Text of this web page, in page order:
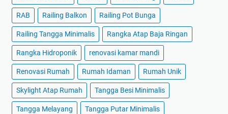
RAB Railing Balkon Railing Pot Bunga
Railing Tangga Minimalis Rangka Atap Baja Ringan
Rangka Hidroponik renovasi kamar mandi
Renovasi Rumah Rumah Idaman Rumah Unik
Skylight Atap Rumah Tangga Besi Minimalis
Tangga Melayang Tangga Putar Minimalis